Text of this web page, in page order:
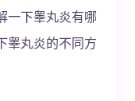
一下睾丸炎有哪
睾丸炎的不同方